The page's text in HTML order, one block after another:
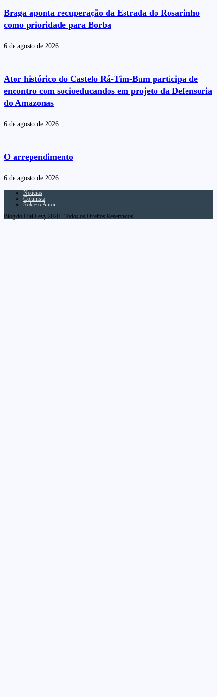
Braga aponta recuperação da Estrada do Rosarinho
como prioridade para Borba
6 de agosto de 2026
Ator histórico do Castelo Rá-Tim-Bum participa de
encontro com socioeducandos em projeto da Defensoria
do Amazonas
6 de agosto de 2026
O arrependimento
6 de agosto de 2026
Notícias
Colunista
Sobre o Autor
Blog do Hiel Levy 2020 - Todos os Direitos Reservados